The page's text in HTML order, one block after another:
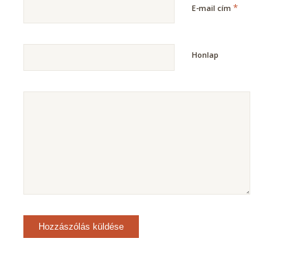
E-mail cím *
Honlap